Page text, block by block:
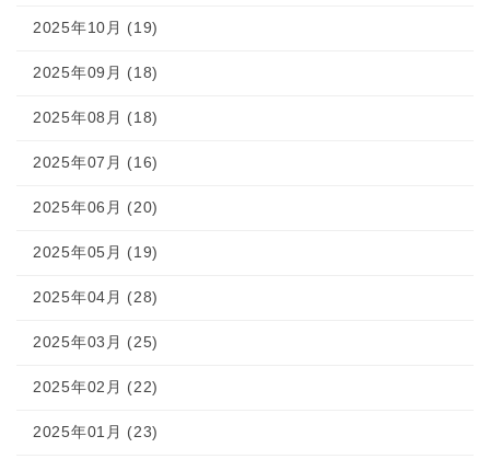
2025年10月 (19)
2025年09月 (18)
2025年08月 (18)
2025年07月 (16)
2025年06月 (20)
2025年05月 (19)
2025年04月 (28)
2025年03月 (25)
2025年02月 (22)
2025年01月 (23)